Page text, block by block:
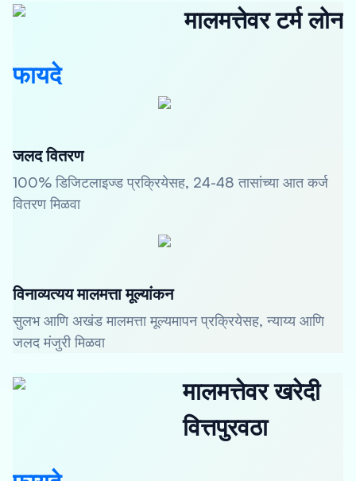
मालमत्तेवर टर्म लोन
फायदे
जलद वितरण
100% डिजिटलाइज्ड प्रक्रियेसह, 24-48 तासांच्या आत कर्ज
वितरण मिळवा
विनाव्यत्यय मालमत्ता मूल्यांकन
सुलभ आणि अखंड मालमत्ता मूल्यमापन प्रक्रियेसह, न्याय्य आणि
जलद मंजुरी मिळवा
मालमत्तेवर खरेदी
वित्तपुरवठा